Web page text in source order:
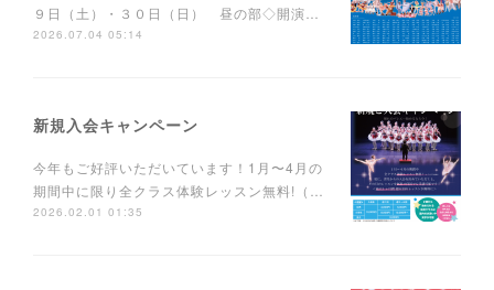
９日（土）・３０日（日） 昼の部◇開演…
2026.07.04 05:14
新規入会キャンペーン
今年もご好評いただいています！1月〜4月の
期間中に限り全クラス体験レッスン無料!（…
2026.02.01 01:35